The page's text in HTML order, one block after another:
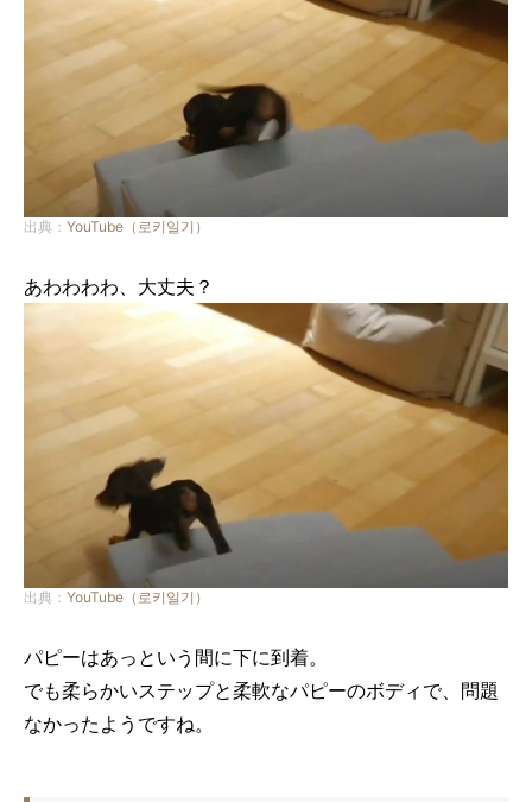
出典： YouTube（로키일기）
あわわわわ、大丈夫？
出典： YouTube（로키일기）
パピーはあっという間に下に到着。
でも柔らかいステップと柔軟なパピーのボディで、問題
なかったようですね。